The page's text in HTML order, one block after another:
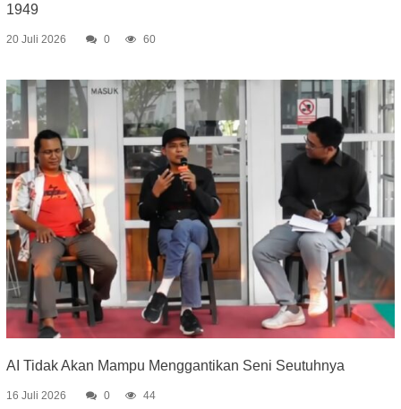
1949
20 Juli 2026 0 60
AI Tidak Akan Mampu Menggantikan Seni Seutuhnya
16 Juli 2026 0 44